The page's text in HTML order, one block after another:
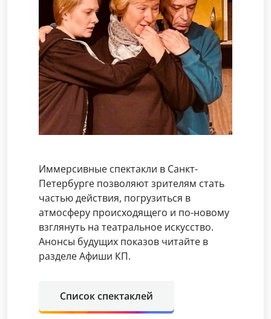
Иммерсивные спектакли в Санкт-
Петербурге позволяют зрителям стать
частью действия, погрузиться в
атмосферу происходящего и по-новому
взглянуть на театральное искусство.
Анонсы будущих показов читайте в
разделе Афиши КП.
Список спектаклей